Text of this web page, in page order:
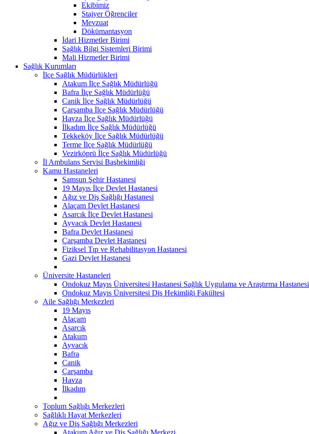
Ekibimiz
Stajyer Öğrenciler
Mevzuat
Dökümantasyon
İdari Hizmetler Birimi
Sağlık Bilgi Sistemleri Birimi
Mali Hizmetler Birimi
Sağlık Kurumları
İlçe Sağlık Müdürlükleri
Atakum İlçe Sağlık Müdürlüğü
Bafra İlçe Sağlık Müdürlüğü
Canik İlçe Sağlık Müdürlüğü
Çarşamba İlçe Sağlık Müdürlüğü
Havza İlçe Sağlık Müdürlüğü
İlkadım İlçe Sağlık Müdürlüğü
Tekkeköy İlçe Sağlık Müdürlüğü
Terme İlçe Sağlık Müdürlüğü
Vezirköprü İlçe Sağlık Müdürlüğü
İl Ambulans Servisi Başhekimliği
Kamu Hastaneleri
Samsun Şehir Hastanesi
19 Mayıs İlçe Devlet Hastanesi
Ağız ve Diş Sağlığı Hastanesi
Alaçam Devlet Hastanesi
Asarcık İlçe Devlet Hastanesi
Ayvacık Devlet Hastanesi
Bafra Devlet Hastanesi
Çarşamba Devlet Hastanesi
Fiziksel Tıp ve Rehabilitasyon Hastanesi
Gazi Devlet Hastanesi
Üniversite Hastaneleri
Ondokuz Mayıs Üniversitesi Hastanesi Sağlık Uygulama ve Araştırma Hastanesi
Ondokuz Mayıs Üniversitesi Diş Hekimliği Fakültesi
Aile Sağlığı Merkezleri
19 Mayıs
Alaçam
Asarcık
Atakum
Ayvacık
Bafra
Canik
Çarşamba
Havza
İlkadım
Toplum Sağlığı Merkezleri
Sağlıklı Hayat Merkezleri
Ağız ve Diş Sağlığı Merkezleri
Atakum Ağız ve Diş Sağlığı Merkezi